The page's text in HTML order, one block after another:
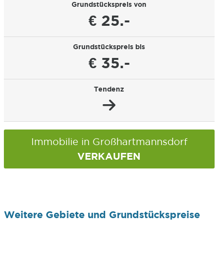
Grundstückspreis von
€ 25.-
Grundstückspreis bis
€ 35.-
Tendenz
Immobilie in Großhartmannsdorf
VERKAUFEN
Weitere Gebiete und Grundstückspreise